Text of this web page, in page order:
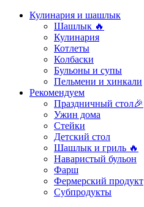
Кулинария и шашлык
Шашлык 🔥
Кулинария
Котлеты
Колбаски
Бульоны и супы
Пельмени и хинкали
Рекомендуем
Праздничный стол🎉
Ужин дома
Стейки
Детский стол
Шашлык и гриль 🔥
Наваристый бульон
Фарш
Фермерский продукт
Субпродукты